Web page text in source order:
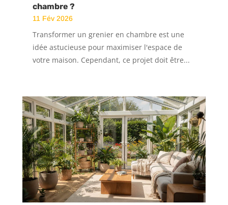
chambre ?
11 Fév 2026
Transformer un grenier en chambre est une
idée astucieuse pour maximiser l'espace de
votre maison. Cependant, ce projet doit être...